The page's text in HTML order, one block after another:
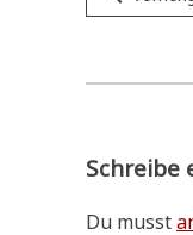
Schreibe
Du musst